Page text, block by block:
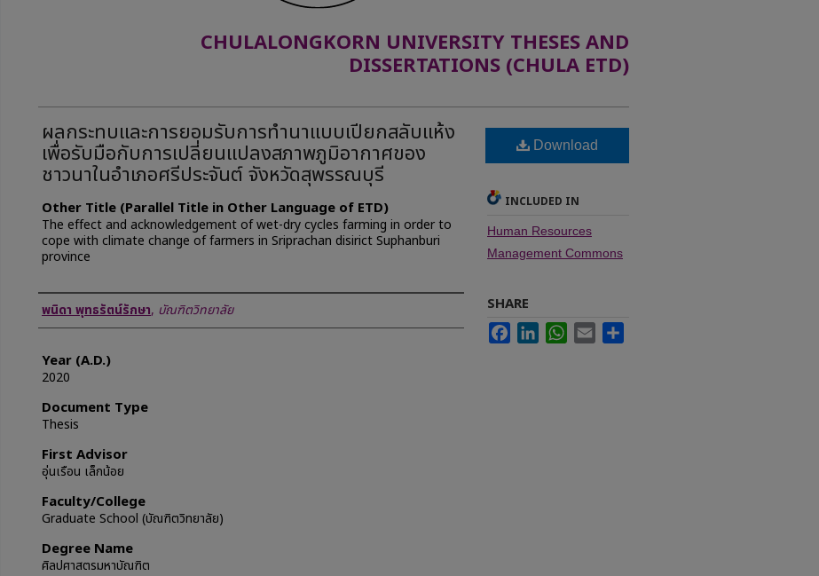
CHULALONGKORN UNIVERSITY THESES AND
DISSERTATIONS (CHULA ETD)
ผลกระทบและการยอมรับการทำนาแบบเปียกสลับแห้ง
เพื่อรับมือกับการเปลี่ยนแปลงสภาพภูมิอากาศของ
ชาวนาในอำเภอศรีประจันต์ จังหวัดสุพรรณบุรี
Other Title (Parallel Title in Other Language of ETD)
The effect and acknowledgement of wet-dry cycles farming in order to
cope with climate change of farmers in Sriprachan disirict Suphanburi
province
Author
พนิดา พุทธรัตน์รักษา, บัณฑิตวิทยาลัย
Year (A.D.)
2020
Document Type
Thesis
First Advisor
อุ่นเรือน เล็กน้อย
Faculty/College
Graduate School (บัณฑิตวิทยาลัย)
Degree Name
ศิลปศาสตรมหาบัณฑิต
Download
INCLUDED IN
Human Resources
Management Commons
SHARE
FacebookLinkedInWhatsApp
Email